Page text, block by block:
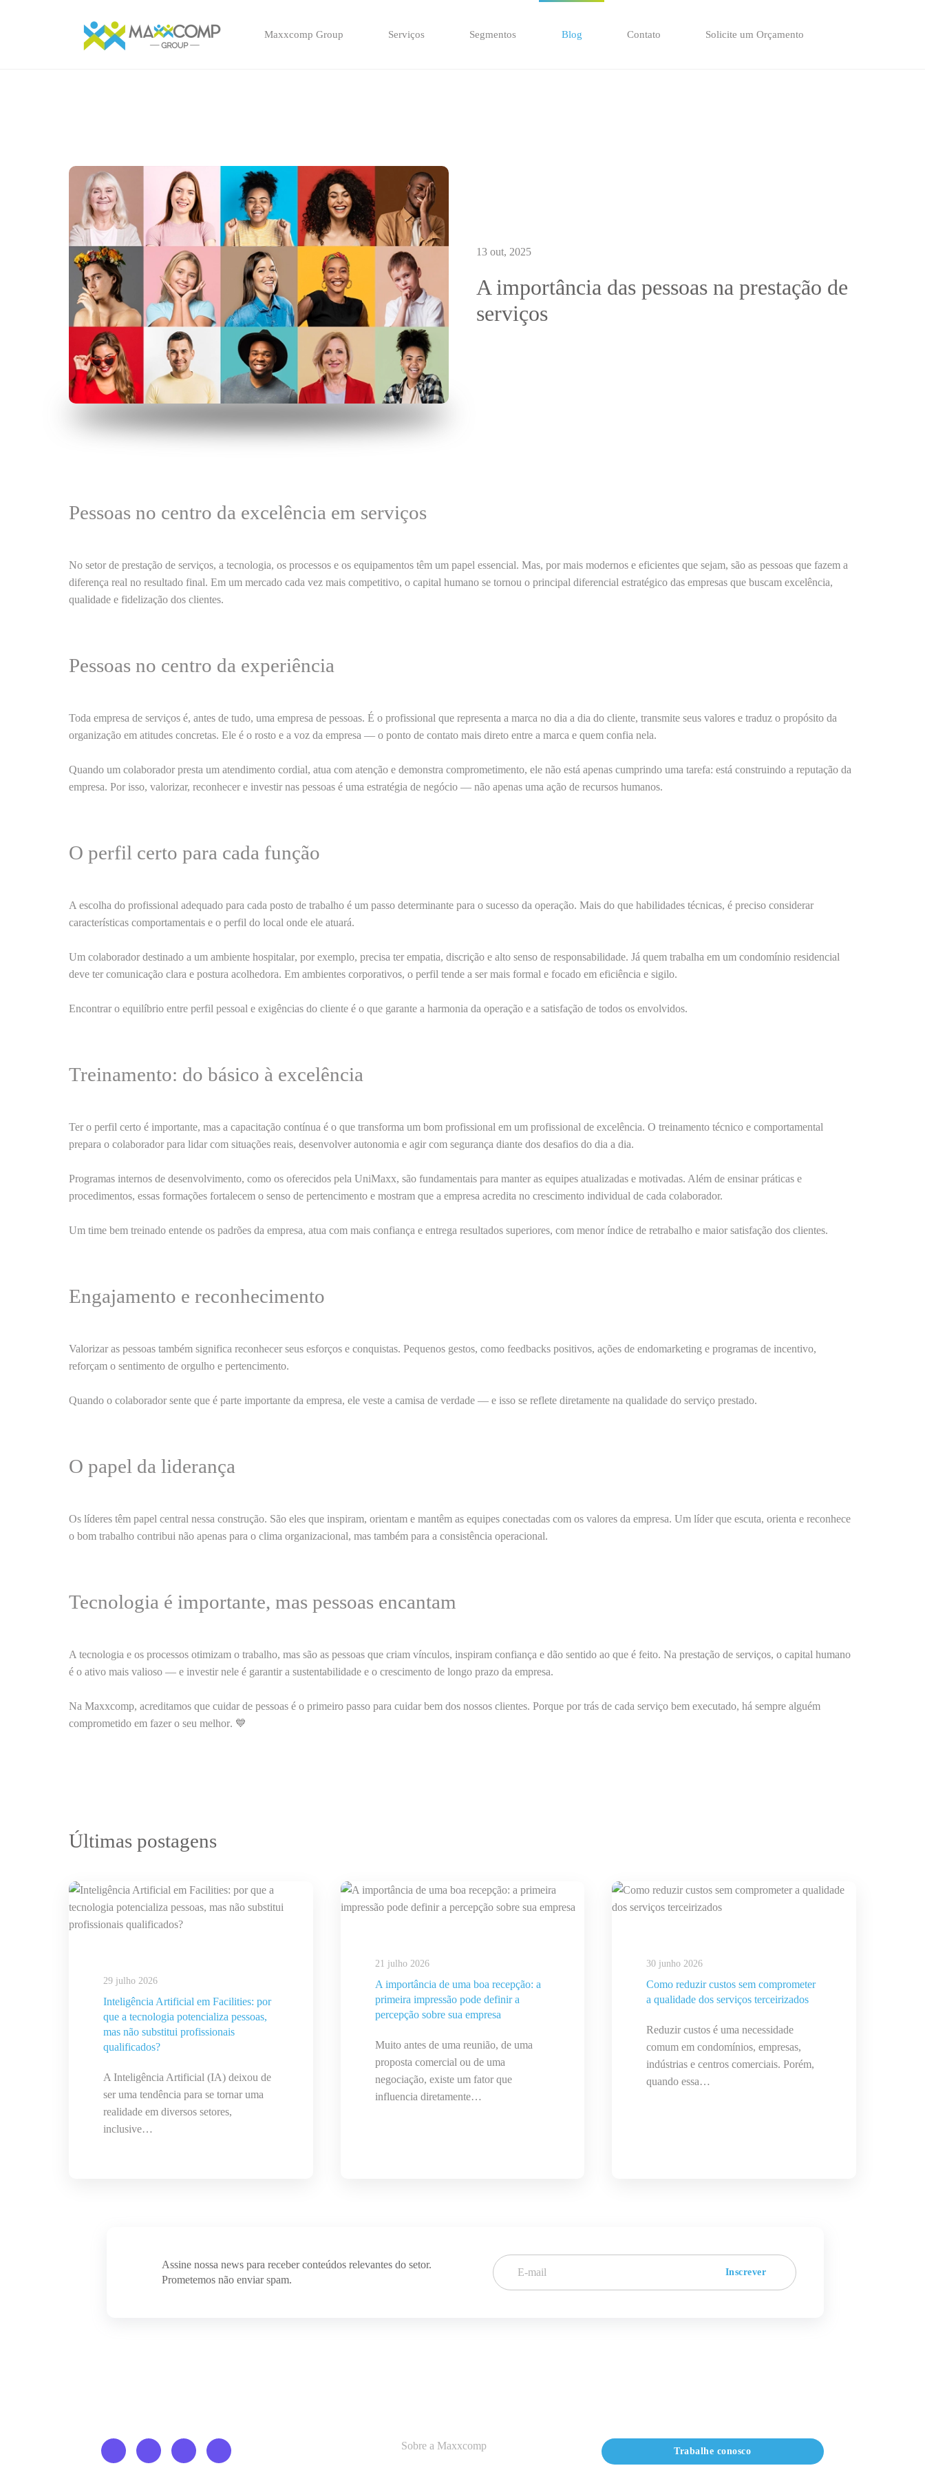
Skip to main content Maxxcomp Group Serviços Segmentos Blog Contato Solicite um Orçamento
13 out, 2025
A importância das pessoas na prestação de
serviços
Pessoas no centro da excelência em serviços
No setor de prestação de serviços, a tecnologia, os processos e os equipamentos têm um papel essencial. Mas, por mais modernos e eficientes que sejam, são as pessoas que fazem a
diferença real no resultado final. Em um mercado cada vez mais competitivo, o capital humano se tornou o principal diferencial estratégico das empresas que buscam excelência,
qualidade e fidelização dos clientes.
Pessoas no centro da experiência
Toda empresa de serviços é, antes de tudo, uma empresa de pessoas. É o profissional que representa a marca no dia a dia do cliente, transmite seus valores e traduz o propósito da
organização em atitudes concretas. Ele é o rosto e a voz da empresa — o ponto de contato mais direto entre a marca e quem confia nela.
Quando um colaborador presta um atendimento cordial, atua com atenção e demonstra comprometimento, ele não está apenas cumprindo uma tarefa: está construindo a reputação da
empresa. Por isso, valorizar, reconhecer e investir nas pessoas é uma estratégia de negócio — não apenas uma ação de recursos humanos.
O perfil certo para cada função
A escolha do profissional adequado para cada posto de trabalho é um passo determinante para o sucesso da operação. Mais do que habilidades técnicas, é preciso considerar
características comportamentais e o perfil do local onde ele atuará.
Um colaborador destinado a um ambiente hospitalar, por exemplo, precisa ter empatia, discrição e alto senso de responsabilidade. Já quem trabalha em um condomínio residencial
deve ter comunicação clara e postura acolhedora. Em ambientes corporativos, o perfil tende a ser mais formal e focado em eficiência e sigilo.
Encontrar o equilíbrio entre perfil pessoal e exigências do cliente é o que garante a harmonia da operação e a satisfação de todos os envolvidos.
Treinamento: do básico à excelência
Ter o perfil certo é importante, mas a capacitação contínua é o que transforma um bom profissional em um profissional de excelência. O treinamento técnico e comportamental
prepara o colaborador para lidar com situações reais, desenvolver autonomia e agir com segurança diante dos desafios do dia a dia.
Programas internos de desenvolvimento, como os oferecidos pela UniMaxx, são fundamentais para manter as equipes atualizadas e motivadas. Além de ensinar práticas e
procedimentos, essas formações fortalecem o senso de pertencimento e mostram que a empresa acredita no crescimento individual de cada colaborador.
Um time bem treinado entende os padrões da empresa, atua com mais confiança e entrega resultados superiores, com menor índice de retrabalho e maior satisfação dos clientes.
Engajamento e reconhecimento
Valorizar as pessoas também significa reconhecer seus esforços e conquistas. Pequenos gestos, como feedbacks positivos, ações de endomarketing e programas de incentivo,
reforçam o sentimento de orgulho e pertencimento.
Quando o colaborador sente que é parte importante da empresa, ele veste a camisa de verdade — e isso se reflete diretamente na qualidade do serviço prestado.
O papel da liderança
Os líderes têm papel central nessa construção. São eles que inspiram, orientam e mantêm as equipes conectadas com os valores da empresa. Um líder que escuta, orienta e reconhece
o bom trabalho contribui não apenas para o clima organizacional, mas também para a consistência operacional.
Tecnologia é importante, mas pessoas encantam
A tecnologia e os processos otimizam o trabalho, mas são as pessoas que criam vínculos, inspiram confiança e dão sentido ao que é feito. Na prestação de serviços, o capital humano
é o ativo mais valioso — e investir nele é garantir a sustentabilidade e o crescimento de longo prazo da empresa.
Na Maxxcomp, acreditamos que cuidar de pessoas é o primeiro passo para cuidar bem dos nossos clientes. Porque por trás de cada serviço bem executado, há sempre alguém
comprometido em fazer o seu melhor. 💙
Últimas postagens
29 julho 2026
Inteligência Artificial em Facilities: por
que a tecnologia potencializa pessoas,
mas não substitui profissionais
qualificados?
A Inteligência Artificial (IA) deixou de
ser uma tendência para se tornar uma
realidade em diversos setores,
inclusive…
21 julho 2026
A importância de uma boa recepção: a
primeira impressão pode definir a
percepção sobre sua empresa
Muito antes de uma reunião, de uma
proposta comercial ou de uma
negociação, existe um fator que
influencia diretamente…
30 junho 2026
Como reduzir custos sem comprometer
a qualidade dos serviços terceirizados
Reduzir custos é uma necessidade
comum em condomínios, empresas,
indústrias e centros comerciais. Porém,
quando essa…
Assine nossa news para receber conteúdos relevantes do setor.
Prometemos não enviar spam.
Inscrever
Sobre a Maxxcomp Trabalhe conosco